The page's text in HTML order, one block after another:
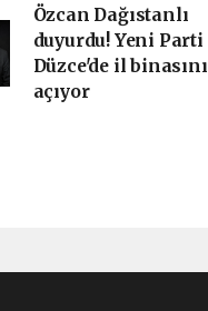
Özcan Dağıstanlı
duyurdu! Yeni Parti
Düzce'de il binasını
açıyor